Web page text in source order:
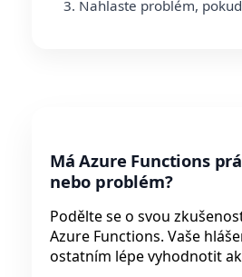
Nahlaste problém,
Má Azure Functions
nebo problém?
Podělte se o svou
Azure Functions. Vaše
ostatním lépe vyhodnotit